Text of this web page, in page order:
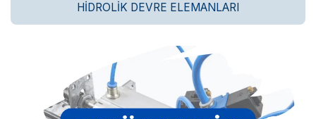
HIDROLIK DEVRE ELEMANLARI